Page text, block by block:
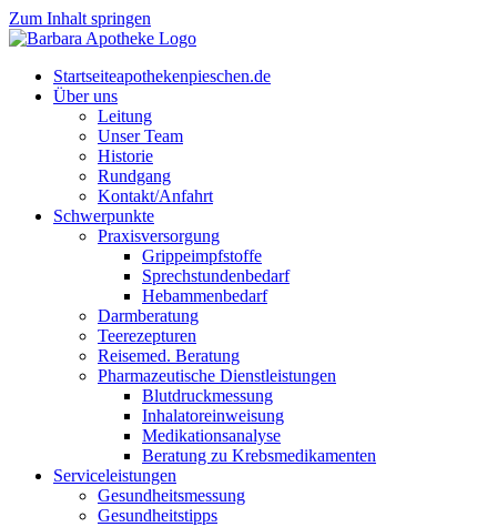
Zum Inhalt springen
Start­sei­teapothekenpieschen.de
Über uns
Lei­tung
Unser Team
His­to­rie
Rund­gang
Kontakt/Anfahrt
Schwer­punk­te
Pra­xis­ver­sor­gung
Grip­pe­impf­stof­fe
Sprech­stun­den­be­darf
Heb­am­men­be­darf
Darm­be­ra­tung
Tee­re­zep­tu­ren
Rei­se­med. Beratung
Phar­ma­zeu­ti­sche Dienstleistungen
Blut­druck­mes­sung
Inha­la­tor­ein­wei­sung
Medi­ka­ti­ons­ana­ly­se
Bera­tung zu Krebsmedikamenten
Ser­vice­leis­tun­gen
Gesund­heits­mes­sung
Gesund­heits­tipps